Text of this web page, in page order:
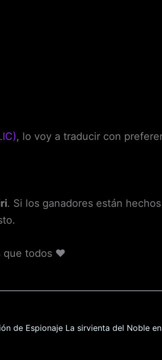
, lo voy a traducir con
. Si los ganadores están
que todos ♥️